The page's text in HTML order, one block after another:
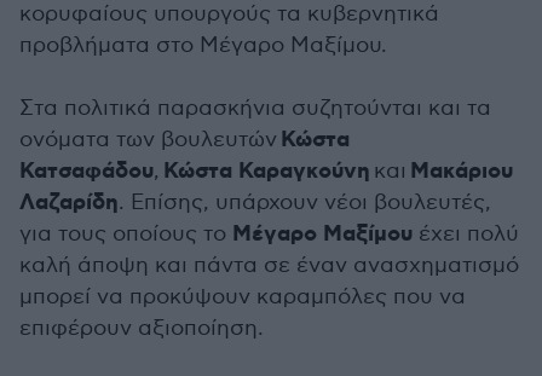
κορυφαίους υπουργούς τα κυβερνητικά
προβλήματα στο Μέγαρο Μαξίμου.
Στα πολιτικά παρασκήνια συζητούνται και τα
ονόματα των βουλευτών Κώστα
Κατσαφάδου, Κώστα Καραγκούνη και Μακάριου
Λαζαρίδη. Επίσης, υπάρχουν νέοι βουλευτές,
για τους οποίους το Μέγαρο Μαξίμου έχει πολύ
καλή άποψη και πάντα σε έναν ανασχηματισμό
μπορεί να προκύψουν καραμπόλες που να
επιφέρουν αξιοποίηση.